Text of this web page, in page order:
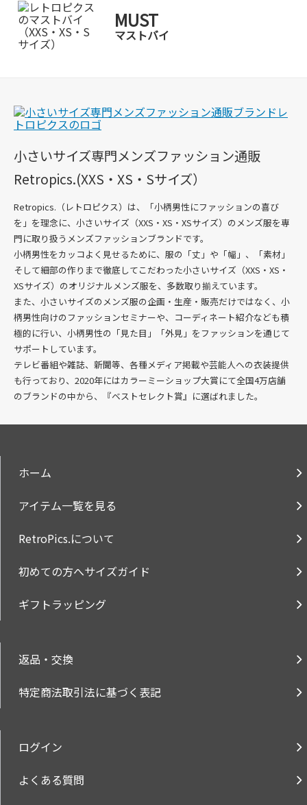
MUST
マストバイ
小さいサイズ専門メンズファッション通販
Retropics.(XXS・XS・Sサイズ）
Retropics.（レトロピクス）は、「小柄男性にファッションの喜び
を」を理念に、 小さいサイズ（XXS・XS・XSサイズ）のメンズ服を専
門に取り扱うメンズファッションブランドです。
小柄男性をカッコよく見せるために、服の「丈」や「幅」、「素材」
そして細部の作りまで徹底してこだわった小さいサイズ（XXS・XS・
XSサイズ）のオリジナルメンズ服を、多数取り揃えています。
また、小さいサイズのメンズ服の企画・生産・販売だけではなく、小
柄男性向けのファッションセミナーや、コーディネート紹介なども積
極的に行い、小柄男性の「見た目」「外見」をファッションを通じて
サポートしています。
テレビ番組や雑誌、新聞等、各種メディア掲載や芸能人への衣装提供
も行っており、2020年にはカラーミーショップ大賞にて全国4万店舗
のブランドの中から、『ベストセレクト賞』に選ばれました。
ホーム
アイテム一覧を見る
RetroPics.について
初めての方へサイズガイド
ギフトラッピング
返品・交換
特定商法取引法に基づく表記
ログイン
よくある質問